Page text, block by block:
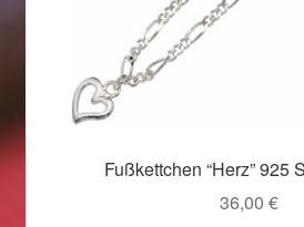
Halloween Schmuck online kaufen
Halloween Schmuck online kaufen
Halloween Schmuck online kaufen
Halloween Schmuck online kaufen
Fußkettchen “Herz” 925
36,00 €